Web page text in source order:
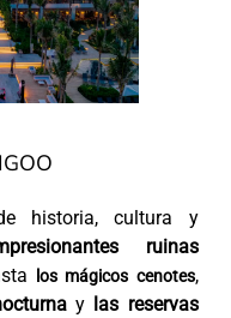
historia, cultura y
ruinas
los mágicos cenotes,
y las reservas